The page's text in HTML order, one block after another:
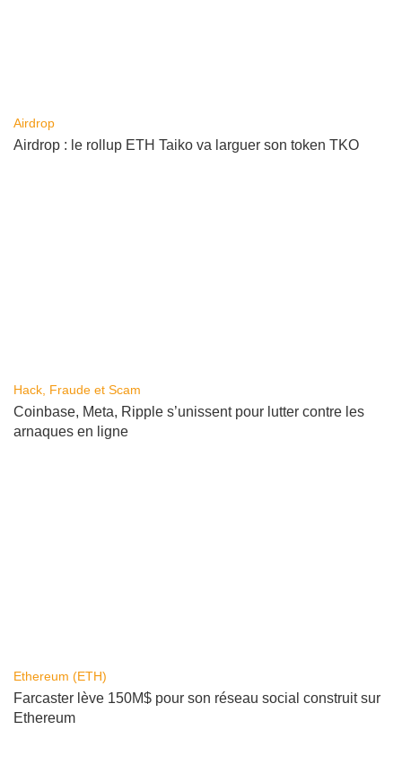
Airdrop
Airdrop : le rollup ETH Taiko va larguer son token TKO
Hack, Fraude et Scam
Coinbase, Meta, Ripple s’unissent pour lutter contre les
arnaques en ligne
Ethereum (ETH)
Farcaster lève 150M$ pour son réseau social construit sur
Ethereum